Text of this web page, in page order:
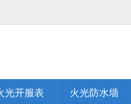
光开服表 火光防水墙